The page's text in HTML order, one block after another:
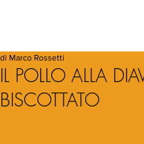
IL POLLO ALLA
BISCOTTATO
di Marco Rossetti